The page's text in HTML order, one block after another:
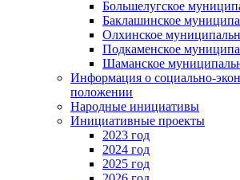
Большелугское
Баклашинское
Олхинское
Подкаменское
Шаманское
Информация о социально-
положении
Народные инициативы
Инициативные проекты
2023 год
2024 год
2025 год